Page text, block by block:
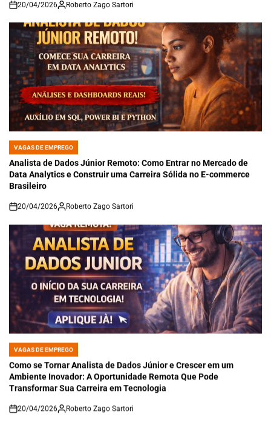
on
20/04/2026 Roberto Zago Sartori
POSTED
IN
VAGAS DE EMPREGO
Analista de Dados Júnior Remoto: Como Entrar no Mercado de
Data Analytics e Construir uma Carreira Sólida no E-commerce
Brasileiro
on
20/04/2026 Roberto Zago Sartori
POSTED
IN
VAGAS DE EMPREGO
Como se Tornar Analista de Dados Júnior e Crescer em um
Ambiente Inovador: A Oportunidade Remota Que Pode
Transformar Sua Carreira em Tecnologia
on
20/04/2026 Roberto Zago Sartori